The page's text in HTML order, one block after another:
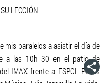
LECCIÓN
paralelos a asistir el día de
a las 10h 30 en el patio de
IMAX frente a ESPOL Peñas